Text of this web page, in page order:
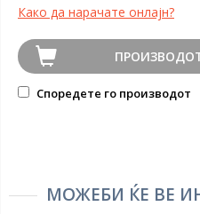
Како да нарачате онлајн?
Споредете го производот
МОЖЕБИ ЌЕ ВЕ